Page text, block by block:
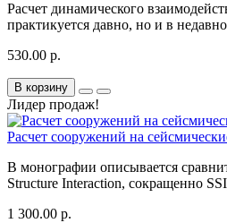
Расчет динамического
практикуется давно, но и в
530.00 р.
В корзину
Лидер продаж!
Расчет сооружений на
В монографии описывается
Structure Interaction, сокращенно
1 300.00 р.